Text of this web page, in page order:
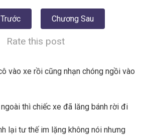
Chương Sau
Rate this post
vào xe rồi cũng nhạn chóng ngồi vào
thì chiếc xe đã lăng bánh rời đi
lại tư thế im lặng không nói nhưng